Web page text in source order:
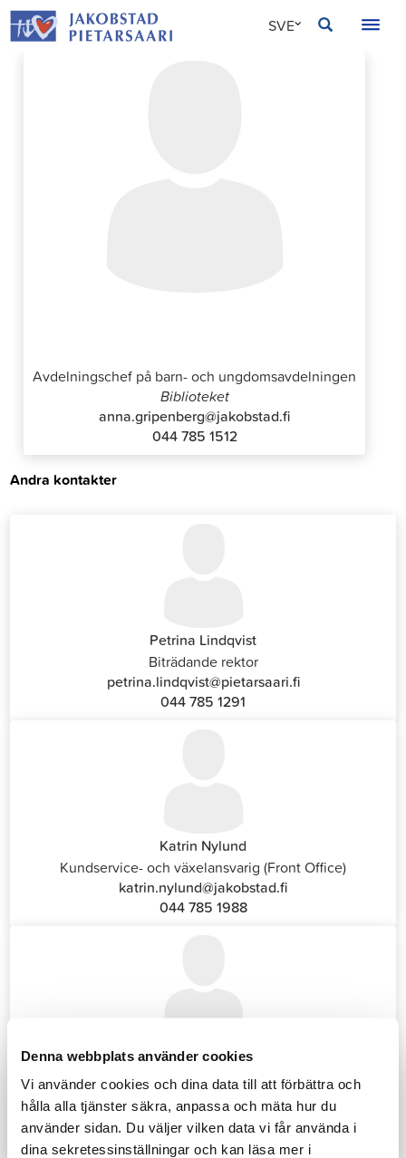
Denna webbplats använder cookies
Vi använder cookies och dina data till att förbättra och
hålla alla tjänster säkra, anpassa och mäta hur du
använder sidan. Du väljer vilken data vi får använda i
dina sekretessinställningar och kan läsa mer i
Hoppa
till
SVE
Avdelningschef på barn- och ungdomsavdelningen
Biblioteket
anna.gripenberg@jakobstad.fi
044 785 1512
Andra kontakter
Petrina Lindqvist
Biträdande rektor
petrina.lindqvist@pietarsaari.fi
044 785 1291
Katrin Nylund
Kundservice- och växelansvarig (Front Office)
katrin.nylund@jakobstad.fi
044 785 1988
Annika Strömberg
Sysselsättningstjänster
annika.stomberg@jakobstad.fi
050 430 6640